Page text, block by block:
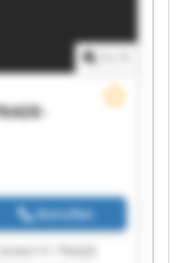
Anrufen